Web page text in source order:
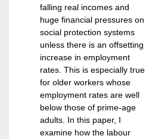
falling real incomes and
huge financial pressures on
social protection systems
unless there is an offsetting
increase in employment
rates. This is especially true
for older workers whose
employment rates are well
below those of prime-age
adults. In this paper, I
examine how the labour